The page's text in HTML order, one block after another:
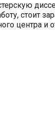
стоит
центра и